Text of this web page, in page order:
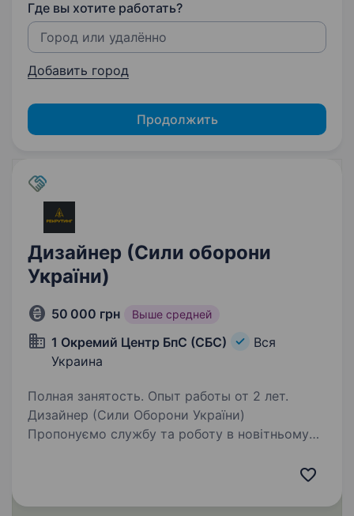
Где вы хотите работать?
Добавить город
Продолжить
Дизайнер (Сили оборони
України)
50 000 грн Выше средней
1 Окремий Центр БпС (СБС)
Вся
Украина
Полная занятость. Опыт работы от 2 лет.
Дизайнер (Сили Оборони України)
Пропонуємо службу та роботу в новітньому
спецпризначення»…